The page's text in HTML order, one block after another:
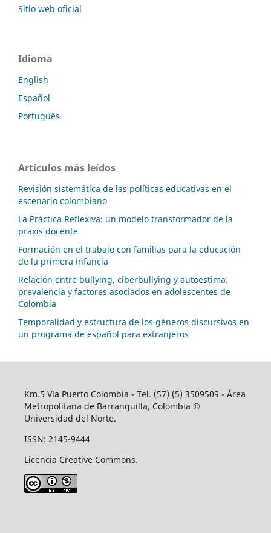
Sitio web oficial
Idioma
English
Español
Português
Artículos más leídos
Revisión sistemática de las políticas educativas en el
escenario colombiano
La Práctica Reflexiva: un modelo transformador de la
praxis docente
Formación en el trabajo con familias para la educación
de la primera infancia
Relación entre bullying, ciberbullying y autoestima:
prevalencia y factores asociados en adolescentes de
Colombia
Temporalidad y estructura de los géneros discursivos en
un programa de español para extranjeros
Km.5 Vía Puerto Colombia - Tel. (57) (5) 3509509 - Área
Metropolitana de Barranquilla, Colombia ©
Universidad del Norte.
ISSN: 2145-9444
Licencia Creative Commons.